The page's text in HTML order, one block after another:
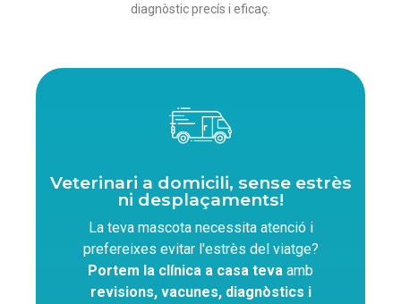
diagnòstic precís i eficaç.
Veterinari a domicili, sense estrès
ni desplaçaments!
La teva mascota necessita atenció i
prefereixes evitar l'estrès del viatge?
Portem la clínica a casa teva amb
revisions, vacunes, diagnòstics i